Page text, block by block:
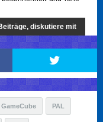
diskutiere mit
GameCube PAL